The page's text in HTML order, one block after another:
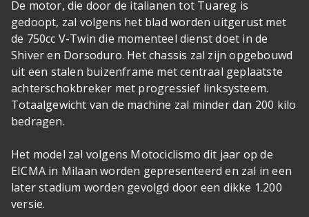
De motor, die door de italianen tot Tuareg is
gedoopt, zal volgens het blad worden uitgerust met
de 750cc V-Twin die momenteel dienst doet in de
Shiver en Dorsoduro. Het chassis zal zijn opgebouwd
uit een stalen buizenframe met centraal geplaatste
achterschokbreker met progressief linksysteem.
Totaalgewicht van de machine zal minder dan 200 kilo
bedragen.
Het model zal volgens Motociclismo dit jaar op de
EICMA in Milaan worden gepresenteerd en zal in een
later stadium worden gevolgd door een dikke 1.200
versie.